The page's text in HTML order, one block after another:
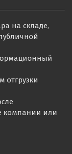
на складе,
отгрузки
компании или